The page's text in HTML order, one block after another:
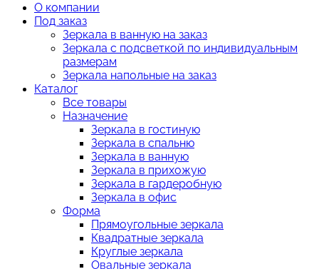
О компании
Под заказ
Зеркала в ванную на заказ
Зеркала с подсветкой по индивидуальным
размерам
Зеркала напольные на заказ
Каталог
Все товары
Назначение
Зеркала в гостиную
Зеркала в спальню
Зеркала в ванную
Зеркала в прихожую
Зеркала в гардеробную
Зеркала в офис
Форма
Прямоугольные зеркала
Квадратные зеркала
Круглые зеркала
Овальные зеркала